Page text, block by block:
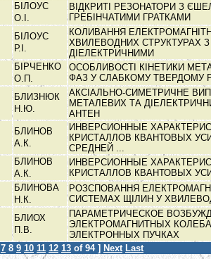
БІЛОУС
О.І.
ВІДКРИТІ РЕЗОНАТОРИ З
ГРЕБІНЧАТИМИ ГРАТКАМИ
БІЛОУС
Р.І.
КОЛИВАННЯ
ХВИЛЕВОДНИХ СТРУКТУРАХ З
ДІЕЛЕКТРИЧНИМИ
БІРЧЕНКО
О.П.
ОСОБЛИВОСТІ КІНЕТИКИ
ФАЗ У СЛАБКОМУ ТВЕРДОМУ
БЛИЗНЮК
Н.Ю.
АКСІАЛЬНО-СИМЕТРИЧНЕ
МЕТАЛЕВИХ ТА
АНТЕН
БЛИНОВ
А.К.
ИНВЕРСИОННЫЕ
КРИСТАЛЛОВ КВАНТОВЫХ
СРЕДНЕЙ ...
БЛИНОВ
А.К.
ИНВЕРСИОННЫЕ
КРИСТАЛЛОВ КВАНТОВЫХ
БЛИНОВА
Н.К.
РОЗСПОВАННЯ
СИСТЕМАХ ЩІЛИН У
БЛИОХ
П.В.
ПАРАМЕТРИЧЕСКОЕ
ЭЛЕКТРОМАГНИТНЫХ
ЭЛЕКТРОННЫХ ПУЧКАХ
7 8 9 10 11 12 13 of 94 ] Next Last